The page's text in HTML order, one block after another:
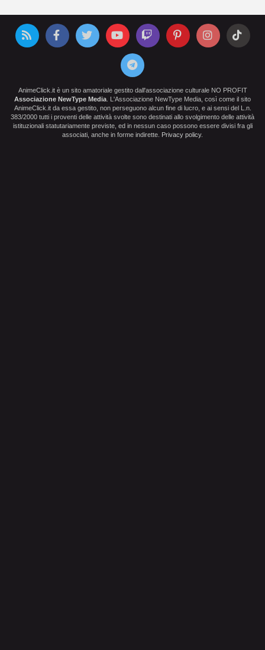
AnimeClick.it è un sito amatoriale gestito dall'associazione culturale NO PROFIT
Associazione NewType Media . L'Associazione NewType Media, così come il sito
AnimeClick.it da essa gestito, non perseguono alcun fine di lucro, e ai sensi del L.n.
383/2000 tutti i proventi delle attività svolte sono destinati allo svolgimento delle attività
istituzionali statutariamente previste, ed in nessun caso possono essere divisi fra gli
associati, anche in forme indirette. Privacy policy.